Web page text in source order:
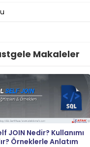
Makaleler
JOIN Nedir? Kullanımı
Örneklerle Anlatım